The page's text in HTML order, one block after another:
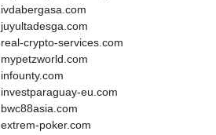
ivdabergasa.com
juyultadesga.com
real-crypto-services.com
mypetzworld.com
infounty.com
investparaguay-eu.com
bwc88asia.com
extrem-poker.com